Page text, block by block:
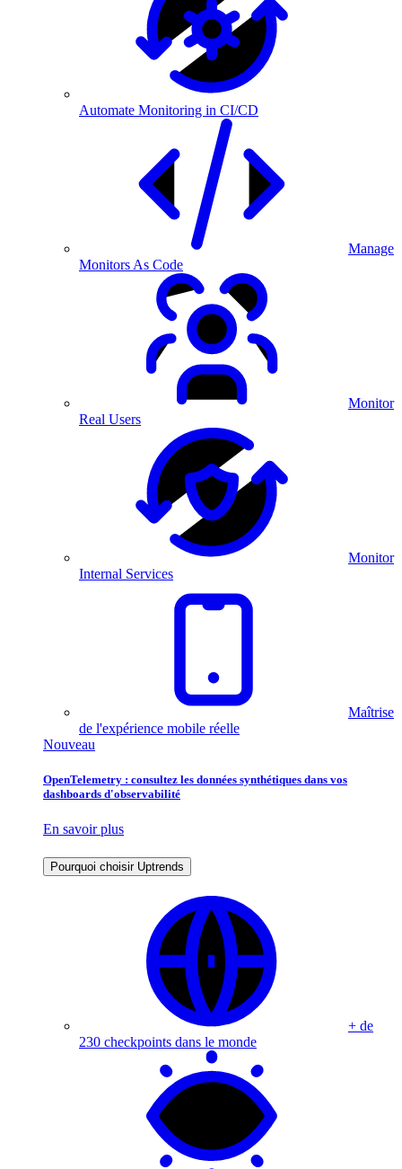
Automate Monitoring in CI/CD
Manage
Monitors As Code
Monitor
Real Users
Monitor
Internal Services
Maîtrise
de l'expérience mobile réelle
Nouveau
OpenTelemetry : consultez les données synthétiques dans vos
dashboards d'observabilité
En savoir plus
Pourquoi choisir Uptrends
+ de
230 checkpoints dans le monde